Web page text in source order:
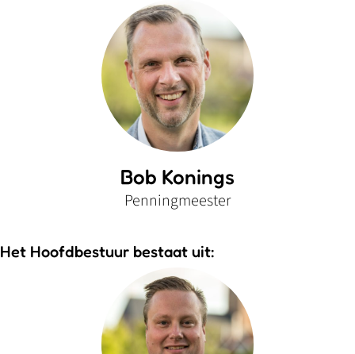
Bob Konings
Penningmeester
Het Hoofdbestuur bestaat uit: